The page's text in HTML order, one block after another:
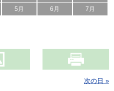
5月 6月 7月
次の日 »